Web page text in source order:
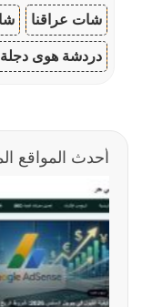
شات عراقنا
دردشة هوى دجلة
أحدث المواقع